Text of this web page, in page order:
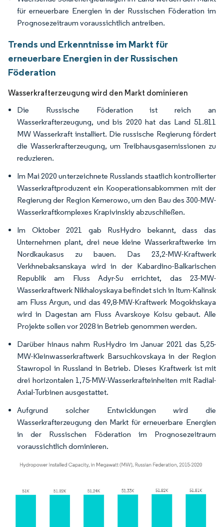
für erneuerbare Energien in der Russischen Föderation im
Prognosezeitraum voraussichtlich antreiben.
Trends und Erkenntnisse im Markt für
erneuerbare Energien in der Russischen
Föderation
Wasserkrafterzeugung wird den Markt dominieren
Die Russische Föderation ist reich an
Wasserkrafterzeugung, und bis 2020 hat das Land 51.811
MW Wasserkraft installiert. Die russische Regierung fördert
die Wasserkrafterzeugung, um Treibhausgasemissionen zu
reduzieren.
Im Mai 2020 unterzeichnete Russlands staatlich kontrollierter
Wasserkraftproduzent ein Kooperationsabkommen mit der
Regierung der Region Kemerowo, um den Bau des 300-MW-
Wasserkraftkomplexes Krapivinskiy abzuschließen.
Im Oktober 2021 gab RusHydro bekannt, dass das
Unternehmen plant, drei neue kleine Wasserkraftwerke im
Nordkaukasus zu bauen. Das 23,2-MW-Kraftwerk
Verkhnebaksanskaya wird in der Kabardino-Balkarischen
Republik am Fluss Adyr-Su errichtet, das 23-MW-
Wasserkraftwerk Nikhaloyskaya befindet sich in Itum-Kalinsk
am Fluss Argun, und das 49,8-MW-Kraftwerk Mogokhskaya
wird in Dagestan am Fluss Avarskoye Koisu gebaut. Alle
Projekte sollen vor 2028 in Betrieb genommen werden.
Darüber hinaus nahm RusHydro im Januar 2021 das 5,25-
MW-Kleinwasserkraftwerk Barsuchkovskaya in der Region
Stawropol in Russland in Betrieb. Dieses Kraftwerk ist mit
drei horizontalen 1,75-MW-Wasserkrafteinheiten mit Radial-
Axial-Turbinen ausgestattet.
Aufgrund solcher Entwicklungen wird die
Wasserkrafterzeugung den Markt für erneuerbare Energien
in der Russischen Föderation im Prognosezeitraum
voraussichtlich dominieren.